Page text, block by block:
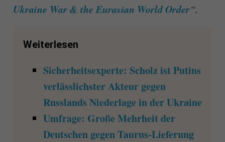
Ukraine War & the Eurasian World Order“.
Weiterlesen
Sicherheitsexperte: Scholz ist Putins
verlässlichster Akteur gegen
Russlands Niederlage in der Ukraine
Umfrage: Große Mehrheit der
Deutschen gegen Taurus-Lieferung